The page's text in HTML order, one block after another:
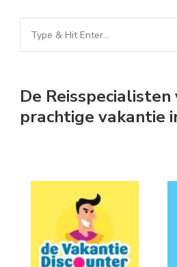
Looking
for
De Reisspecialisten
prachtige vakantie